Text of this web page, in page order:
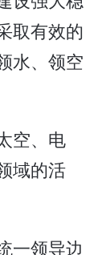
取有效的
水、领空
空、电
域的活
一领导边